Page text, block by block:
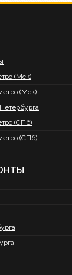
(Мск)
(Мск)
(СПб)
(СПб)